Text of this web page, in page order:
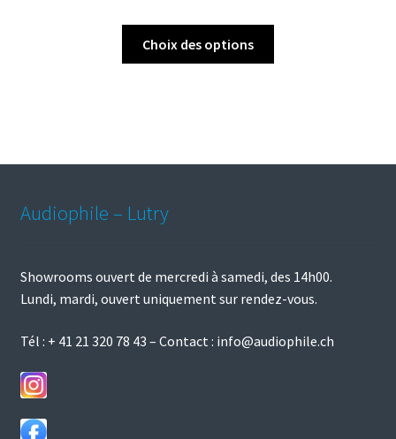
Choix des options
options
la
page
produit
Audiophile – Lutry
Showrooms ouvert de mercredi à samedi, des 14h00.
Lundi, mardi, ouvert uniquement sur rendez-vous.
Tél : + 41 21 320 78 43 – Contact : info@audiophile.ch